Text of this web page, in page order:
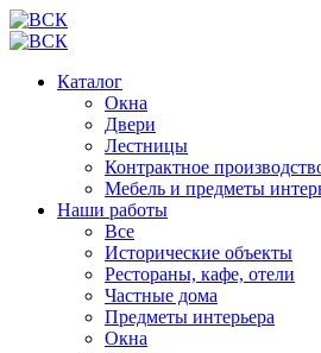
Каталог
Окна
Двери
Лестницы
Контрактное
Мебель и предметы
Наши работы
Все
Исторические объекты
Рестораны, кафе, отели
Частные дома
Предметы интерьера
Окна